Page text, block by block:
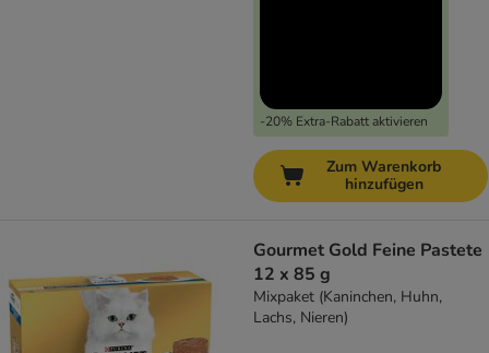
-20% Extra-Rabatt aktivieren
Zum Warenkorb
hinzufügen
Gourmet Gold Feine Pastete
12 x 85 g
Mixpaket (Kaninchen, Huhn,
Lachs, Nieren)